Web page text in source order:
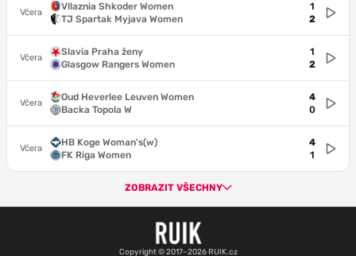
Včera
Vllaznia Shkoder Women
TJ Spartak Myjava Women
1
2
Včera
Slavia Praha ženy
Glasgow Rangers Women
1
2
Včera
Oud Heverlee Leuven Women
Backa Topola W
4
0
Včera
HB Koge Woman's(w)
FK Riga Women
4
1
ZOBRAZIT VŠECHNY
Copyright © 2017–2026 RUIK.cz